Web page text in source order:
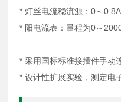
* 灯丝电流稳流源：0～
* 阳电流表：量程为0～
* 采用国标标准接插件手动
* 设计性扩展实验，测定电